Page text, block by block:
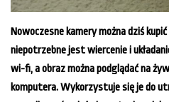
Nowoczesne kamery można dziś kupić
niepotrzebne jest wiercenie i
wi-fi, a obraz można podglądać na
komputera. Wykorzystuje się je do